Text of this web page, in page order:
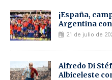
¡España,
Argentina
21 de julio de
Alfredo Di
Albiceleste